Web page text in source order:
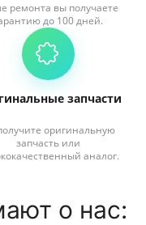
ремонта вы получаете
до 100 дней.
запчасти
оригинальную
запчасть или
аналог.
о нас: